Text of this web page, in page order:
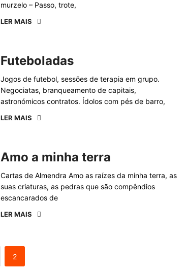
murzelo – Passo, trote,
LER MAIS
Futeboladas
Jogos de futebol, sessões de terapia em grupo.
Negociatas, branqueamento de capitais,
astronómicos contratos. Ídolos com pés de barro,
LER MAIS
Amo a minha terra
Cartas de Almendra Amo as raízes da minha terra, as
suas criaturas, as pedras que são compêndios
escancarados de
LER MAIS
2